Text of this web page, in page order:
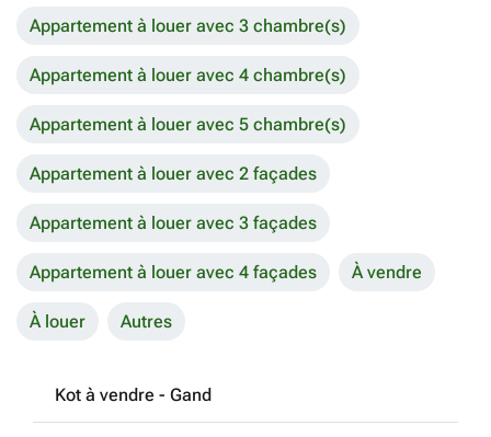
Appartement à louer avec 3 chambre(s)
Appartement à louer avec 4 chambre(s)
Appartement à louer avec 5 chambre(s)
Appartement à louer avec 2 façades
Appartement à louer avec 3 façades
Appartement à louer avec 4 façades À vendre
À louer Autres
Kot à vendre - Gand